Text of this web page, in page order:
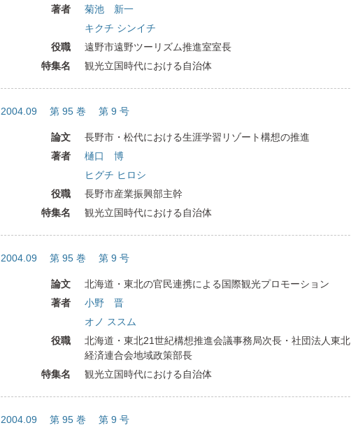
著者
菊池 新一
キクチ シンイチ
役職
遠野市遠野ツーリズム推進室室長
特集名
観光立国時代における自治体
2004.09 第 95 巻 第 9 号
論文
長野市・松代における生涯学習リゾート構想の推進
著者
樋口 博
ヒグチ ヒロシ
役職
長野市産業振興部主幹
特集名
観光立国時代における自治体
2004.09 第 95 巻 第 9 号
論文
北海道・東北の官民連携による国際観光プロモーション
著者
小野 晋
オノ ススム
役職
北海道・東北21世紀構想推進会議事務局次長・社団法人東北
経済連合会地域政策部長
特集名
観光立国時代における自治体
2004.09 第 95 巻 第 9 号